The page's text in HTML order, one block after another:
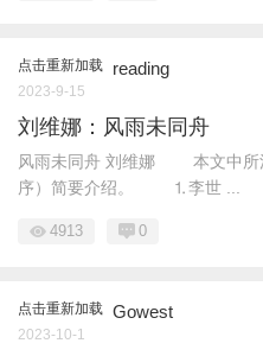
点击重新加载 reading
2023-9-15
刘维娜：风雨未同舟
风雨未同舟 刘维娜 本文中所
序）简要介绍。 ⒈李世 ...
4913 0
点击重新加载 Gowest
2023-10-1